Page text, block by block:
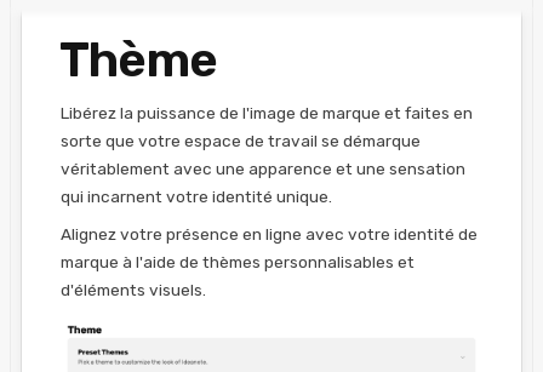
Thème
Libérez la puissance de l'image de marque et faites en
sorte que votre espace de travail se démarque
véritablement avec une apparence et une sensation
qui incarnent votre identité unique.
Alignez votre présence en ligne avec votre identité de
marque à l'aide de thèmes personnalisables et
d'éléments visuels.